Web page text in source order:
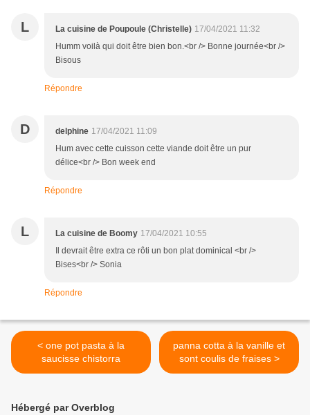
L La cuisine de Poupoule (Christelle) 17/04/2021 11:32
Humm voilà qui doit être bien bon.<br /> Bonne journée<br />
Bisous
Répondre
D delphine 17/04/2021 11:09
Hum avec cette cuisson cette viande doit être un pur
délice<br /> Bon week end
Répondre
L La cuisine de Boomy 17/04/2021 10:55
Il devrait être extra ce rôti un bon plat dominical <br />
Bises<br /> Sonia
Répondre
< one pot pasta à la
saucisse chistorra
panna cotta à la vanille et
sont coulis de fraises >
Hébergé par Overblog